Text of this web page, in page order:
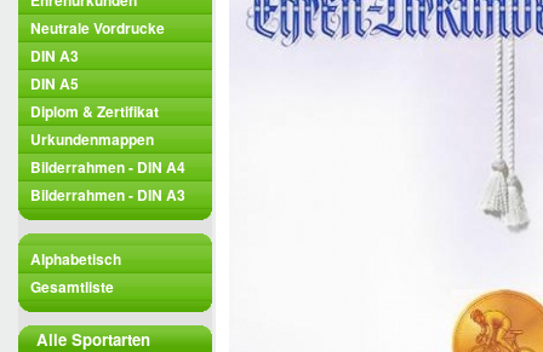
Neutrale Vordrucke
DIN A3
DIN A5
Diplom & Zertifikat
Urkundenmappen
Bilderrahmen - DIN A4
Bilderrahmen - DIN A3
Alphabetisch
Gesamtliste
Alle Sportarten